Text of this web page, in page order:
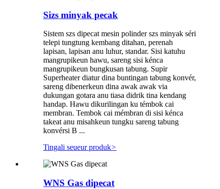
Sizs minyak pecak
Sistem szs dipecat mesin polinder szs minyak séri
telepi tungtung kembang ditahan, perenah
lapisan, lapisan anu luhur, standar. Sisi katuhu
mangrupikeun hawu, sareng sisi kénca
mangrupikeun bungkusan tabung. Supir
Superheater diatur dina buntingan tabung konvér,
sareng dibenerkeun dina awak awak via
dukungan gotara anu tiasa didrik tina kendang
handap. Hawu dikurilingan ku témbok cai
membran. Tembok cai mémbran di sisi kénca
takeat anu misahkeun tungku sareng tabung
konvérsi B ...
Tingali seueur produk>
WNS Gas dipecat